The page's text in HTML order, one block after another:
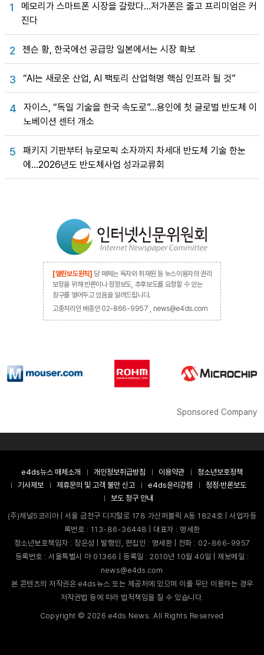
1
메모리가 스마트폰 시장을 갈랐다…저가폰은 줄고 프리미엄은 커
진다
2 젠슨 황, 한국에선 공급망 일본에서는 시장 확보
3 “AI는 새로운 산업, AI 팩토리 산업혁명 핵심 인프라 될 것”
4
자이스, “독일 기술을 한국 속도로”…용인에 첫 글로벌 반도체 이
노베이션 센터 개소
5
패키지 기판부터 뉴로모픽 소자까지 차세대 반도체 기술 한눈
에…2026년도 반도체사업 성과교류회
[열린보도원칙] 당 매체는 독자와 취재원 등 뉴스이용자의 권리
보장을 위해 반론이나 정정보도, 추후보도를 요청할 수 있는
창구를 열어두고 있음을 알려드립니다.
고충처리인 배종인 02-866-9957 , news@e4ds.com
Sponsored Company
e4ds뉴스 매체소개 개인정보취급방침 이용약관
청소년보호정책
기사제보
제휴문의 및 고객 불만 신고 e4ds윤리강령
정정·반론보도
보도 청구 안내
(주)채널5코리아 | 서울 금천구 디지털로 178 가산퍼블릭 A동 1824호 | 사업자등
록번호 : 113-86-36448 | 대표자 : 명세환
청소년보호책임자 : 장은성 | 발행인, 편집인 : 명세환 | 전화 : 02-866-9957
등록번호 : 서울특별시 아 01366 | 등록일 : 2010년 10월 40일 | 제보메일 :
news@e4ds.com
본 콘텐츠의 저작권은 e4ds뉴스 또는 제공처에 있으며 이를 무단 이용하는 경우
저작권법 등에 따라 법적책임을 질 수 있습니다.
Copyright ©2026 e4ds News. All Rights Reserved